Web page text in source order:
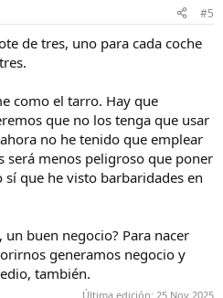
#5
de tres, uno para cada coche
como el tarro. Hay que
que no los tenga que usar
no he tenido que emplear
será menos peligroso que poner
que he visto barbaridades en
buen negocio? Para nacer
generamos negocio y
también.
Última edición: 25 Nov 2025